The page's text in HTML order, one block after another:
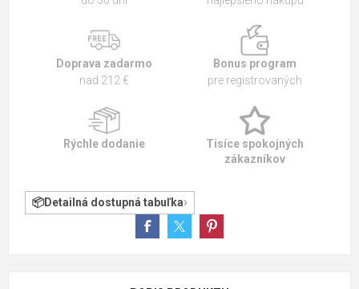
Doprava zadarmo
nad 212 €
Bonus program
pre registrovaných
Rýchle dodanie
Tisíce spokojných
zákazníkov
Detailná dostupná tabuľka